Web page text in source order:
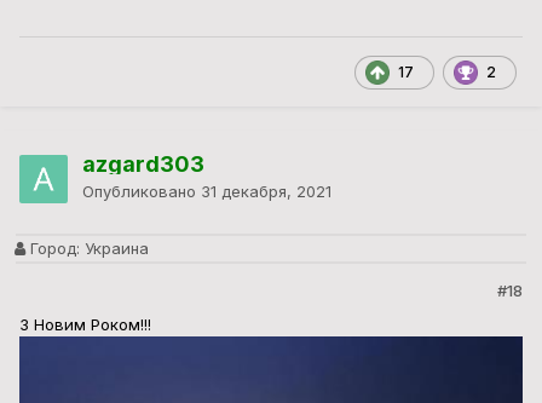
17 2
azgard303
Опубликовано 31 декабря, 2021
Город: Украина
#18
З Новим Роком!!!